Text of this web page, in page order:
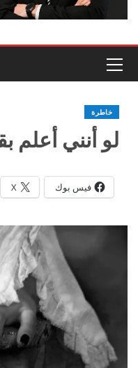
خاطرة
لو أنني أعلم
فيس بوك X